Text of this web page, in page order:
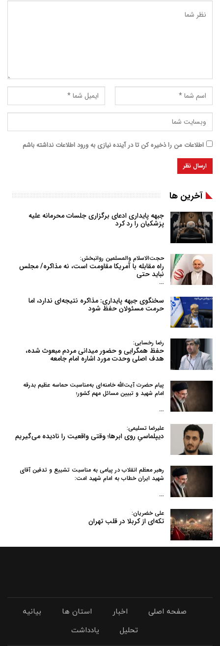
اطلاعات من را ذخیره کن تا در آینده نیازی به ورود اطلاعات نداشته باشم
آخرین ها
جبهه پایداری ادعای برگزاری جلسات محرمانه علیه
پزشکیان را رد کرد
حجت‌الاسلام والمسلمین روانبخش:
راه مقابله با آمریکا مقاومت است، نه مذاکره/ مجلس
نباید حتی
…
سخنگوی جبهه پایداری: مذاکره نتیجه‌ای ندارد، اما
حرمت مسئولان حفظ شود
رضا رخسایی:
حفظ همگرایی و حضور میدانی مردم مبعوث شده،
هدف اصلی وحدت مورد اشاره امام جامعه
پیام حضرت آیت‌الله خامنه‌ای به‌مناسبت حماسه عظیم بدرقه
امام شهید و تبیین مسائل مهم کشور؛
…
علیرضا تسلیمی:
دیپلماسیِ روی ابرها؛ وقتی واقعیت را نادیده می‌گیریم
رهبر معظم انقلاب در پیامی به‌ مناسبت تشییع و تدفین آقای
شهید ایران خطاب به امام شهید امت:
…
علی خضریان:
تکه‌ای از کربلا در قلب تهران
صفحه اصلی اخبار استان ها
بیانیه
تحلیل
یادداشت